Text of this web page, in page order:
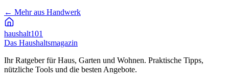
← Mehr aus Handwerk
haushalt101
Das Haushaltsmagazin
Ihr Ratgeber für Haus, Garten und Wohnen. Praktische Tipps,
nützliche Tools und die besten Angebote.